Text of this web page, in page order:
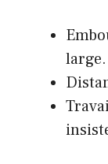
large.